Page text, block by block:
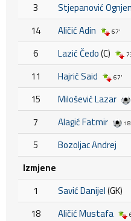
3
Stjepanović Ognjen
14
Aličić Adin 67'
6 Lazić Čedo(C)
11 Hajrić Said 67'
15 Milošević Lazar
7 Alagić Fatmir
5
Bozoljac Andrej
Izmjene
1
Savić Danijel(GK)
18
Aličić Mustafa